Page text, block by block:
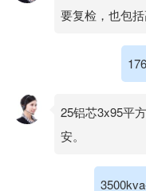
要复检，也包括
25铝芯3x95平
安。